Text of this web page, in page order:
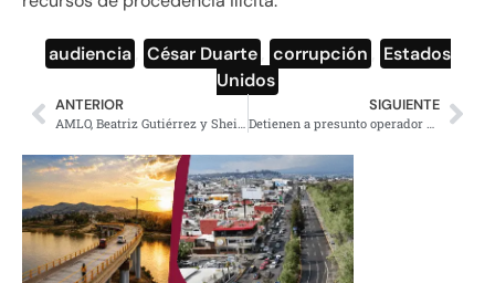
audiencia César Duarte corrupción
Estados
Unidos
ANTERIOR
AMLO, Beatriz Gutiérrez y Sheinbaum entran a la lista de los más admirados de YouGov
SIGUIENTE
Detienen a presunto operador de la Fuerza Anti-Unión Tepito